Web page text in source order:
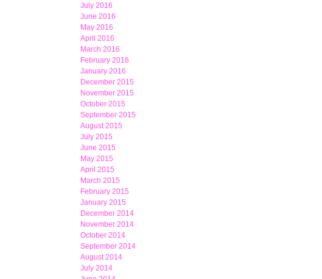
July 2016
June 2016
May 2016
April 2016
March 2016
February 2016
January 2016
December 2015
November 2015
October 2015
September 2015
August 2015
July 2015
June 2015
May 2015
April 2015
March 2015
February 2015
January 2015
December 2014
November 2014
October 2014
September 2014
August 2014
July 2014